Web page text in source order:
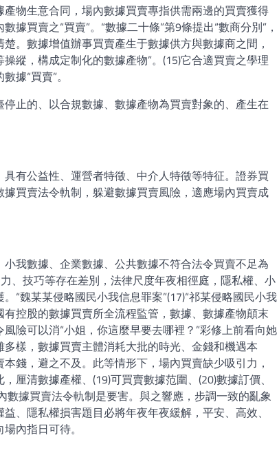
物生意合同，場內數據買賣專指供需兩邊的買賣獲得
買賣之“買賣”。“數據二十條”第9條提出“數商分別”，
。數據增值辦事買賣產生于數據供方與數據商之間，
縱，構成定制化的數據產物”。(15)它合適買賣之學理
據“買賣”。
止的、以合規數據、數據產物為買賣對象的、產生在
有公益性、運營者特徵、中介人特徵等特征。證券買
買賣法令軌制，躲避數據買賣風險，適應場內買賣成
我數據、企業數據、公共數據不符合法令買賣不足為
、技巧等存在差別，法律尺度年夜相徑庭，隱私權、小
“魏某某侵略國民小我信息罪案”(17)“祁某侵略國民小我
控股的數據買賣所全流程監管，數據、數據產物顛末
險可以消“小姐，你這麼早要去哪裡？”彩修上前看向她
樣，數據買賣主體消耗大批的時光、金錢和機遇本
錢，避之不及。此等情形下，場內買賣缺少吸引力，
厘清數據產權、(19)可買賣數據范圍、(20)數據訂價、
據買賣法令軌制是要害。與之響應，步調一致的亂象
、隱私權損害題目必將年夜年夜緩解，平安、高效、
內指日可待。